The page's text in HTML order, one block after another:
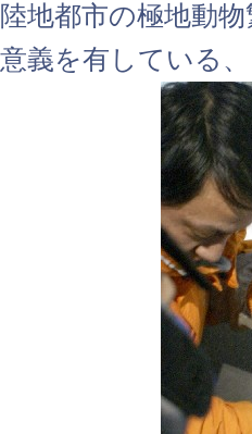
陸地都市の極地動
意義を有している